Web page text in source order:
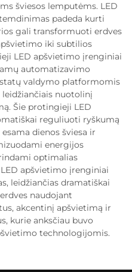
šviesos lemputėms. LED
padeda kurti
gali transformuoti erdves
iki subtilios
LED apšvietimo įrenginiai
automatizavimo
valdymo platformomis
nuotolinį
Šie protingieji LED
reguliuoti ryškumą
dienos šviesa ir
energijos
optimalias
apšvietimo įrenginiai
leidžiančias dramatiškai
naudojant
akcentinį apšvietimą ir
kurie anksčiau buvo
technologijomis.